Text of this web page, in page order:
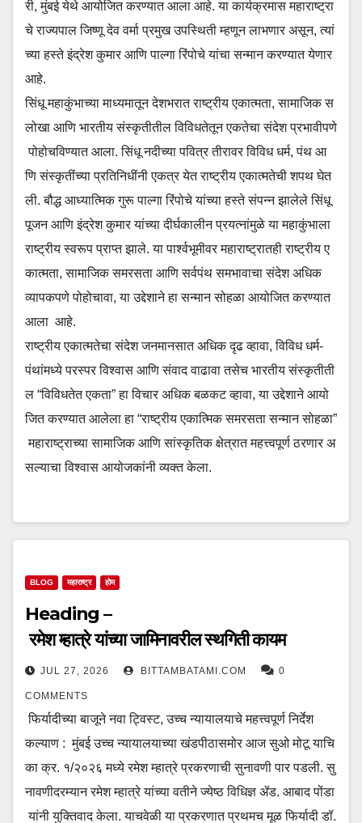
री, मुंबई येथे आयोजित करण्यात आला आहे. या कार्यक्रमास महाराष्ट्रा
चे राज्यपाल जिष्णू देव वर्मा प्रमुख उपस्थिती म्हणून लाभणार असून, त्यां
च्या हस्ते इंद्रेश कुमार आणि पाल्गा रिंपोचे यांचा सन्मान करण्यात येणार
आहे.
सिंधू महाकुंभाच्या माध्यमातून देशभरात राष्ट्रीय एकात्मता, सामाजिक स
लोखा आणि भारतीय संस्कृतीतील विविधतेतून एकतेचा संदेश प्रभावीपणे
पोहोचविण्यात आला. सिंधू नदीच्या पवित्र तीरावर विविध धर्म, पंथ आ
णि संस्कृतींच्या प्रतिनिधींनी एकत्र येत राष्ट्रीय एकात्मतेची शपथ घेत
ली. बौद्ध आध्यात्मिक गुरू पाल्गा रिंपोचे यांच्या हस्ते संपन्न झालेले सिंधू
पूजन आणि इंद्रेश कुमार यांच्या दीर्घकालीन प्रयत्नांमुळे या महाकुंभाला
राष्ट्रीय स्वरूप प्राप्त झाले. या पार्श्वभूमीवर महाराष्ट्रातही राष्ट्रीय ए
कात्मता, सामाजिक समरसता आणि सर्वपंथ समभावाचा संदेश अधिक
व्यापकपणे पोहोचावा, या उद्देशाने हा सन्मान सोहळा आयोजित करण्यात
आला आहे.
राष्ट्रीय एकात्मतेचा संदेश जनमानसात अधिक दृढ व्हावा, विविध धर्म-
पंथांमध्ये परस्पर विश्वास आणि संवाद वाढावा तसेच भारतीय संस्कृतीती
ल “विविधतेत एकता” हा विचार अधिक बळकट व्हावा, या उद्देशाने आयो
जित करण्यात आलेला हा “राष्ट्रीय एकात्मिक समरसता सन्मान सोहळा”
महाराष्ट्राच्या सामाजिक आणि सांस्कृतिक क्षेत्रात महत्त्वपूर्ण ठरणार अ
सल्याचा विश्वास आयोजकांनी व्यक्त केला.
BLOG महाराष्ट्र होम
Heading –
रमेश म्हात्रे यांच्या जामिनावरील स्थगिती कायम
JUL 27, 2026 BITTAMBATAMI.COM 0
COMMENTS
फिर्यादीच्या बाजूने नवा ट्विस्ट, उच्च न्यायालयाचे महत्त्वपूर्ण निर्देश
कल्याण : मुंबई उच्च न्यायालयाच्या खंडपीठासमोर आज सुओ मोटू याचि
का क्र. १/२०२६ मध्ये रमेश म्हात्रे प्रकरणाची सुनावणी पार पडली. सु
नावणीदरम्यान रमेश म्हात्रे यांच्या वतीने ज्येष्ठ विधिज्ञ ॲड. आबाद पोंडा
यांनी युक्तिवाद केला. याचवेळी या प्रकरणात प्रथमच मूळ फिर्यादी डॉ.